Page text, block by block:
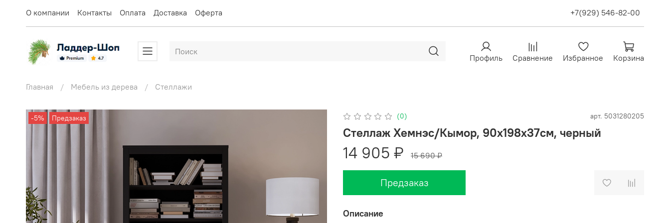
О компании Контакты Оплата Доставка Оферта +7(929) 546-82-00
Профиль Сравнение Избранное Корзина
Главная Мебель из дерева Стеллажи
-5% Предзаказ (0) арт. 5031280205
Стеллаж Хемнэс/Кымор, 90х198х37см, черный
14 905 ₽ 15 690 ₽
Предзаказ
Описание